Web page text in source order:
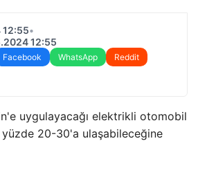
12:55•
12:55
Facebook WhatsApp
Reddit
uygulayacağı elektrikli otomobil
20-30'a ulaşabileceğine